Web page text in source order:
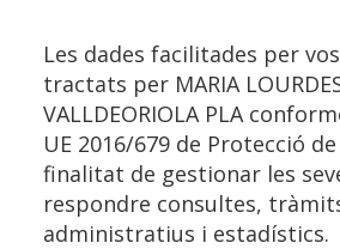
Les dades facilitades per
tractats per MARIA
VALLDEORIOLA PLA
UE 2016/679 de Protecció
finalitat de gestionar les
respondre consultes,
administratius i estadístics.